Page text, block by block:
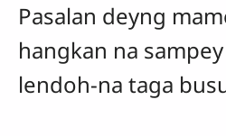
Pasalan deyng
hangkan na
lendoh-na taga